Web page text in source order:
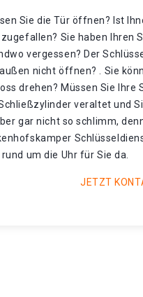
Sie die Tür öffnen? Ist
Sie haben Ihren
vergessen? Der
nicht öffnen? . Sie
drehen? Müssen Sie Ihre
veraltet und
gar nicht so schlimm,
um die Uhr für Sie da.
JETZT